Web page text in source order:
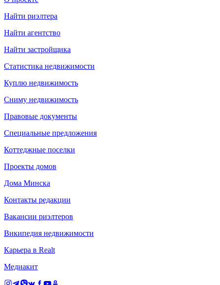
Найти риэлтера
Найти агентство
Найти застройщика
Статистика недвижимости
Куплю недвижимость
Сниму недвижимость
Правовые документы
Специальные предложения
Коттеджные поселки
Проекты домов
Дома Минска
Контакты редакции
Вакансии риэлтеров
Википедия недвижимости
Карьера в Realt
Медиакит